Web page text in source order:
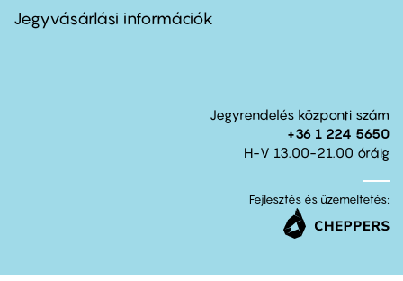
second
Jegyvásárlási információk
Jegyrendelés központi szám
+36 1 224 5650
H-V 13.00-21.00 óráig
Fejlesztés és üzemeltetés: